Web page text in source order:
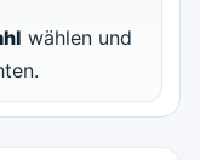
wählen und